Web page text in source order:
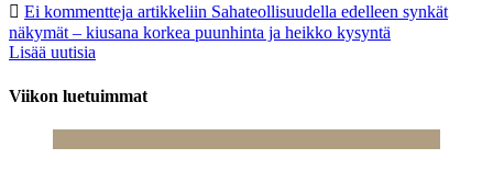
Ei kommentteja artikkeliin Sahateollisuudella edelleen synkät
näkymät – kiusana korkea puunhinta ja heikko kysyntä
Lisää uutisia
Viikon luetuimmat